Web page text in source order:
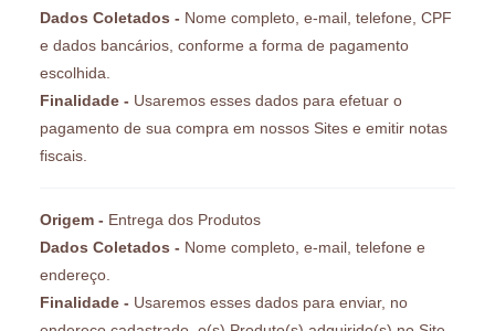
Dados Coletados - Nome completo, e-mail, telefone, CPF
e dados bancários, conforme a forma de pagamento
escolhida.
Finalidade - Usaremos esses dados para efetuar o
pagamento de sua compra em nossos Sites e emitir notas
fiscais.
Origem - Entrega dos Produtos
Dados Coletados - Nome completo, e-mail, telefone e
endereço.
Finalidade - Usaremos esses dados para enviar, no